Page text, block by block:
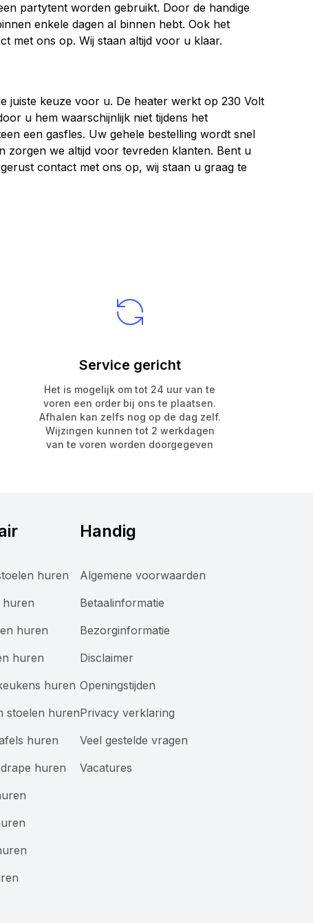
partytent worden gebruikt. Door de handige
enkele dagen al binnen hebt. Ook het
met ons op. Wij staan altijd voor u klaar.
juiste keuze voor u. De heater werkt op 230 Volt
u hem waarschijnlijk niet tijdens het
een gasfles. Uw gehele bestelling wordt snel
zorgen we altijd voor tevreden klanten. Bent u
contact met ons op, wij staan u graag te
Service gericht
Het is mogelijk om tot 24 uur van te
voren een order bij ons te plaatsen.
Afhalen kan zelfs nog op de dag zelf.
Wijzingen kunnen tot 2 werkdagen
van te voren worden doorgegeven
huren
huren
huren
huren
huren
stoelen huren
huren
huren
Handig
Algemene voorwaarden
Betaalinformatie
Bezorginformatie
Disclaimer
Openingstijden
Privacy verklaring
Veel gestelde vragen
Vacatures